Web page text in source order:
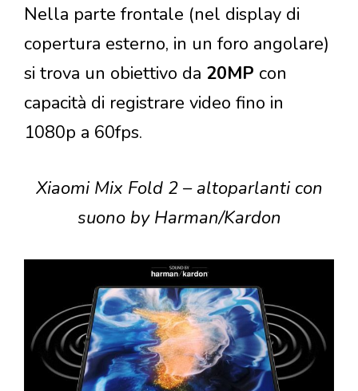
Nella parte frontale (nel display di
copertura esterno, in un foro angolare)
si trova un obiettivo da 20MP con
capacità di registrare video fino in
1080p a 60fps.
Xiaomi Mix Fold 2 – altoparlanti con
suono by Harman/Kardon